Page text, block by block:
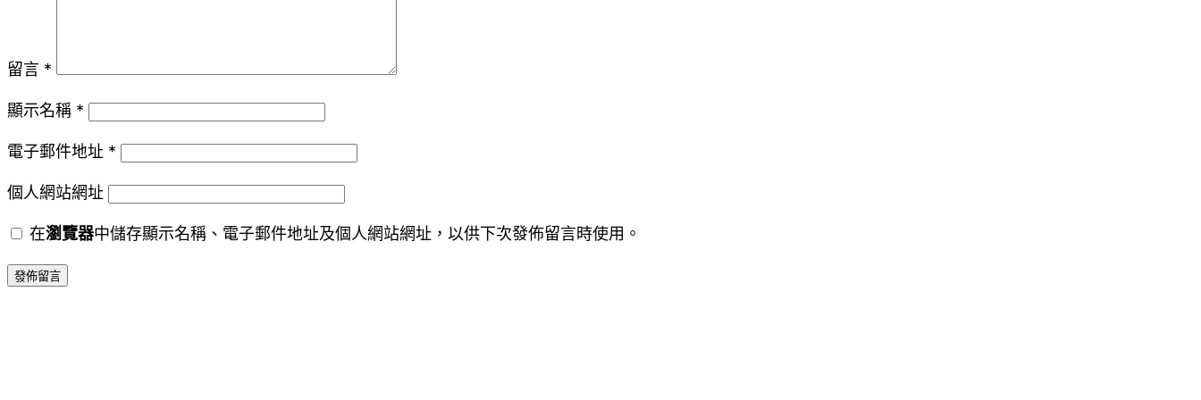
留言 *
顯示名稱 *
電子郵件地址 *
個人網站網址
在瀏覽器中儲存顯示名稱、電子郵件地址及個人網站網址，以供下次發佈留言時使用。